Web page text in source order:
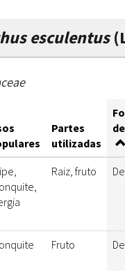
esculentus
Partes
utilizadas
Raiz, fruto
Fruto